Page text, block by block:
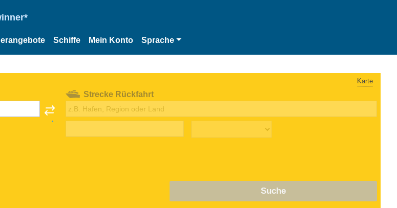
Schiffe Mein Konto Sprache
Karte
Strecke Rückfahrt
Suche